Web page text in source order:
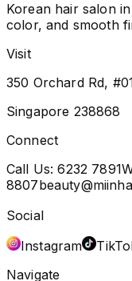
Korean hair salon
color, and smooth
Visit
350 Orchard Rd,
Singapore 238868
Connect
Call Us:6232 7891
8807
Social
Instagram
Navigate